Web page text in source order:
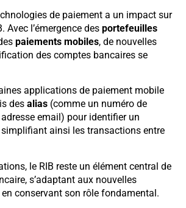
de paiement a un impact sur
Avec l’émergence des portefeuilles
paiements mobiles, de nouvelles
des comptes bancaires se
applications de paiement mobile
des alias (comme un numéro de
email) pour identifier un
ainsi les transactions entre
le RIB reste un élément central de
s’adaptant aux nouvelles
conservant son rôle fondamental.